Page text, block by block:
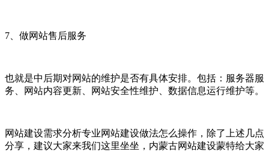
7、做网站售后服务
也就是中后期对网站的维护是否有具体安排。包括：服务器服
务、网站内容更新、网站安全性维护、数据信息运行维护等。
网站建设需求分析专业网站建设做法怎么操作，除了上述几点
分享，建议大家来我们这里坐坐，内蒙古网站建设蒙特给大家